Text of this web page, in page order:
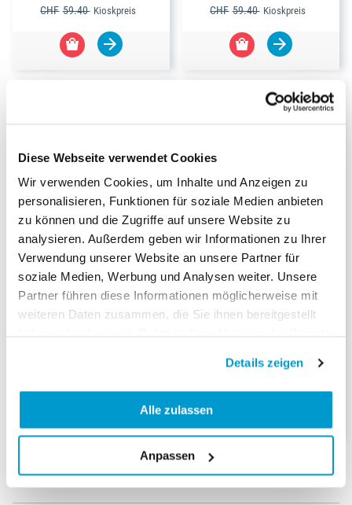
Diese Webseite verwendet Cookies
Wir verwenden Cookies, um Inhalte und Anzeigen zu
personalisieren, Funktionen für soziale Medien anbieten
zu können und die Zugriffe auf unsere Website zu
analysieren. Außerdem geben wir Informationen zu Ihrer
Verwendung unserer Website an unsere Partner für
soziale Medien, Werbung und Analysen weiter. Unsere
Partner führen diese Informationen möglicherweise mit
weiteren Daten zusammen, die Sie ihnen bereitgestellt
Details zeigen
Alle zulassen
Anpassen
CHF 59.40 Kioskpreis CHF 59.40 Kioskpreis
NEUHEITEN
LEGO Minecraft Abo
NEUHEITEN
LEGO Ninjago Abo
128.00